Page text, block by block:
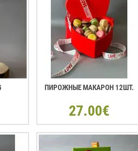
ПИРОЖНЫЕ МАКАРОН 12ШТ.
27.00€